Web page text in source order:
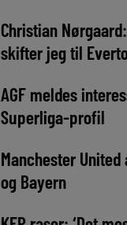
Christian
skifter jeg til
AGF meldes
Superliga-profil
Manchester
og Bayern